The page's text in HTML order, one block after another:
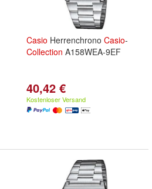
Casio Herrenchrono Casio-
Collection A158WEA-9EF
40,42 €
Kostenloser Versand